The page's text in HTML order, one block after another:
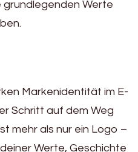
Werte
Markenidentität im E-
Schritt auf dem Weg
mehr als nur ein Logo –
Werte, Geschichte